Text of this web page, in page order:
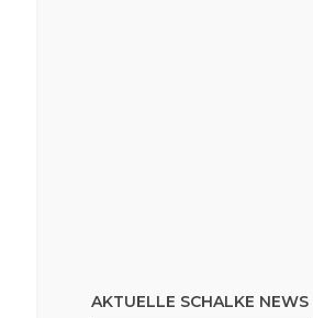
AKTUELLE SCHALKE NEWS